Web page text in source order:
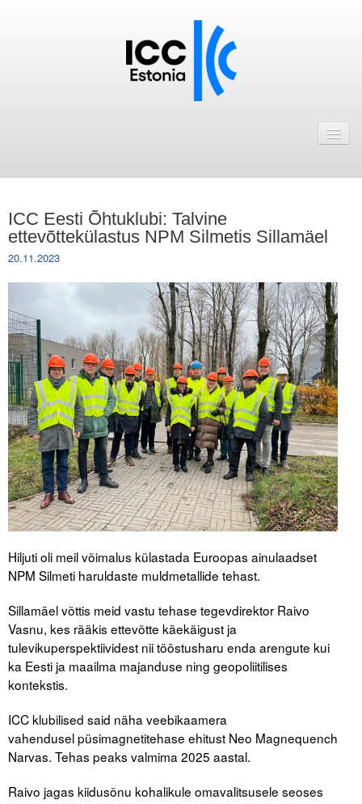
ICC Eesti liikmebaas
Liikmete pakkumised
Astu ICC Eesti liikmeks!
Kalender
ICC Eesti
Tegevused
Publikatsioonid
Arvamus
Viidad
ICC WBO
ICC komisjonid
Digiraamatukogu
Juhendid ja väljaanded
Videod
Liitu meililistiga
Oskusteave
ICC Eesti Õhtuklubi: Talvine
ettevõttekülastus NPM Silmetis Sillamäel
20.11.2023
Hiljuti oli meil võimalus külastada Euroopas ainulaadset
NPM Silmeti haruldaste muldmetallide tehast.
Sillamäel võttis meid vastu tehase tegevdirektor Raivo
Vasnu, kes rääkis ettevõtte käekäigust ja
tulevikuperspektiividest nii tööstusharu enda arengute kui
ka Eesti ja maailma majanduse ning geopoliitilises
kontekstis.
ICC klubilised said näha veebikaamera
vahendusel püsimagnetitehase ehitust Neo Magnequench
Narvas. Tehas peaks valmima 2025 aastal.
Raivo jagas kiidusõnu kohalikule omavalitsusele seoses